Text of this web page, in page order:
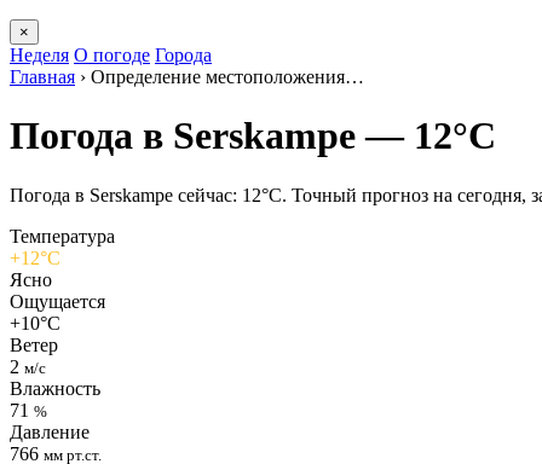
×
Неделя О погоде Города
Главная › Определение местоположения…
Погода в Serskampе — 12°C
Погода в Serskampе сейчас: 12°C. Точный прогноз на сегодня,
Температура
+12°C
Ясно
Ощущается
+10°C
Ветер
2 м/с
Влажность
71 %
Давление
766 мм рт.ст.